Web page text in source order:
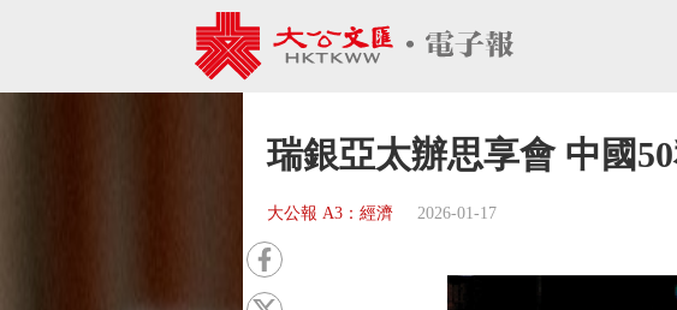
瑞銀亞太辦思享會 中國
大公報 A3：經濟 2026-01-17